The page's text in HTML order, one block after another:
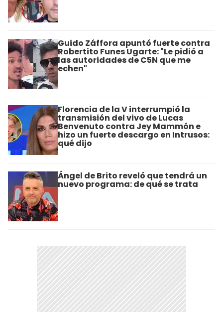
Guido Záffora apuntó fuerte contra
Robertito Funes Ugarte: "Le pidió a
las autoridades de C5N que me
echen"
Florencia de la V interrumpió la
transmisión del vivo de Lucas
Benvenuto contra Jey Mammón e
hizo un fuerte descargo en Intrusos:
qué dijo
Ángel de Brito reveló que tendrá un
nuevo programa: de qué se trata